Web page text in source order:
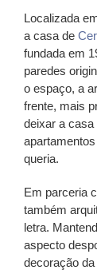
Localizada
a casa de
fundada em
paredes
o espaço, a
frente, mais
deixar a
queria.
Em parceria
também
letra.
aspecto
decoração